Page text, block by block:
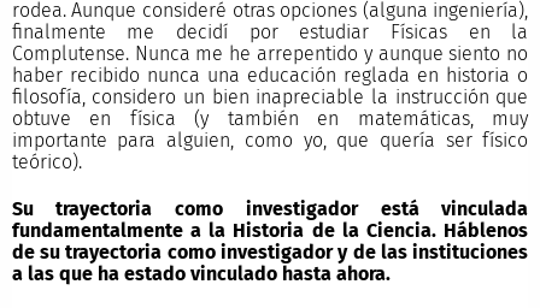
rodea. Aunque consideré otras opciones (alguna ingeniería),
finalmente me decidí por estudiar Físicas en la
Complutense. Nunca me he arrepentido y aunque siento no
haber recibido nunca una educación reglada en historia o
filosofía, considero un bien inapreciable la instrucción que
obtuve en física (y también en matemáticas, muy
importante para alguien, como yo, que quería ser físico
teórico).
Su trayectoria como investigador está vinculada
fundamentalmente a la Historia de la Ciencia. Háblenos
de su trayectoria como investigador y de las instituciones
a las que ha estado vinculado hasta ahora.